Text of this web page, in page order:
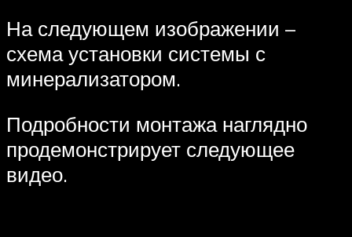
На следующем изображении –
схема установки системы с
минерализатором.
Подробности монтажа наглядно
продемонстрирует следующее
видео.